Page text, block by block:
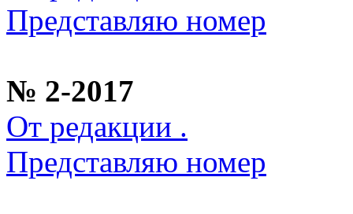
Представляю номер
№ 2-2017
От редакции .
Представляю номер